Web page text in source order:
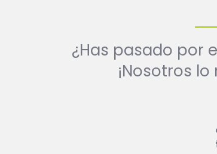
¿Has pasado por
¡Nosotros